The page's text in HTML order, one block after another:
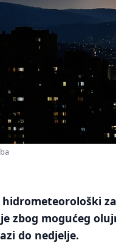
zbog mogućeg
do nedjelje.